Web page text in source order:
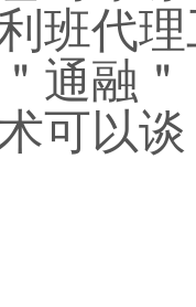
班代
通融
可以